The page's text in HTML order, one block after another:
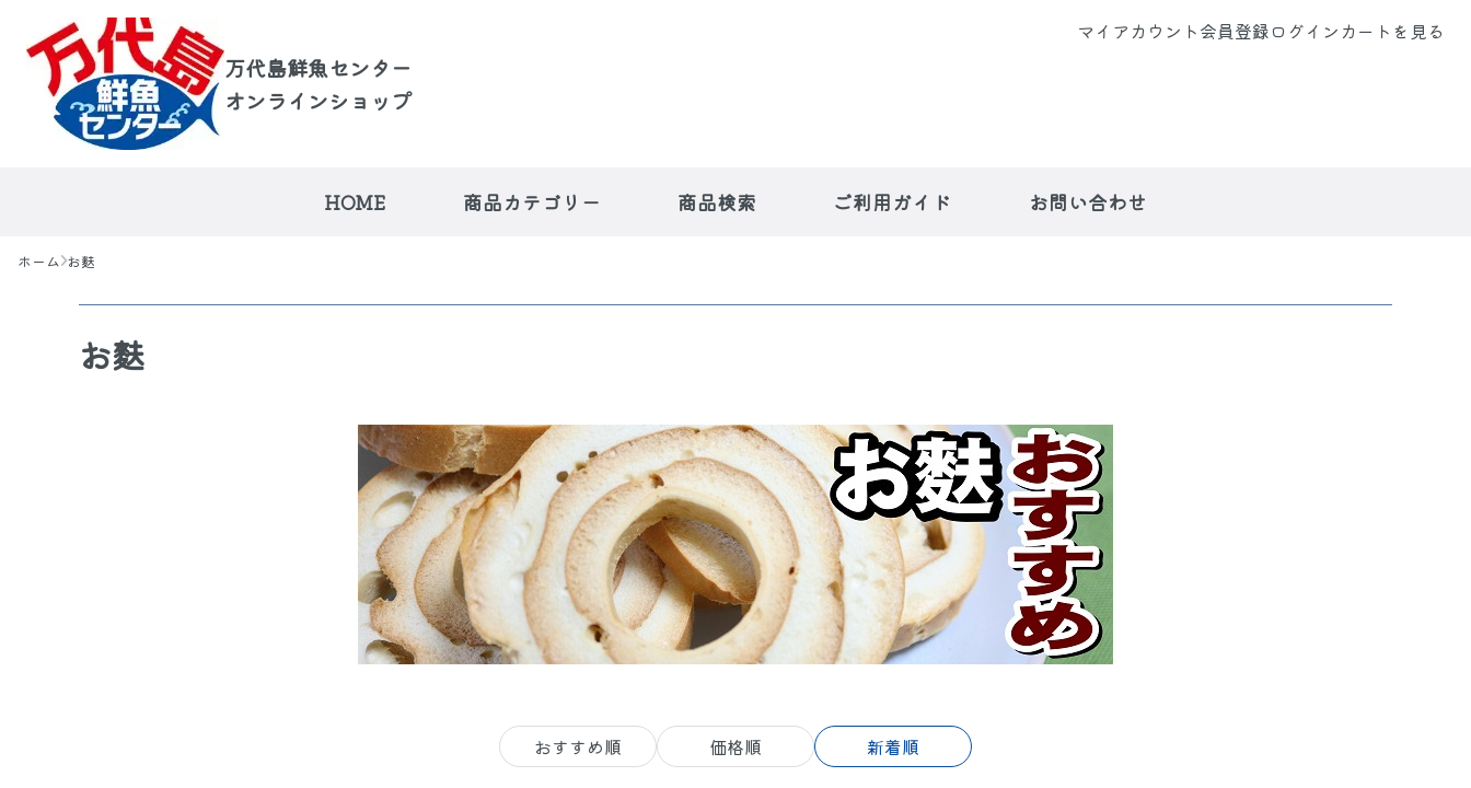
万代島鮮魚センター
オンラインショップ
マイアカウント会員登録ログイン カートを見る
HOME 商品カテゴリー
防災特集 自社加工品 鮭・鱒
焼漬 漬魚 冷凍
物産品 海藻・乾物
商品検索 ご利用ガイド お問い合わせ
ホーム お麩
お麩
おすすめ順 価格順 新着順